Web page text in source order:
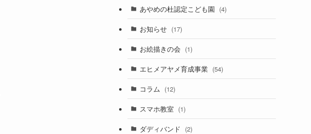
あやめの杜認定こども園 (4)
お知らせ (17)
お絵描きの会 (1)
エヒメアヤメ育成事業 (54)
コラム (12)
スマホ教室 (1)
ダディバンド (2)